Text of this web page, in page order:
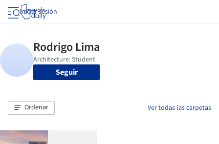
Iniciar sesión
Seguir
Ordenar Ver todas las carpetas